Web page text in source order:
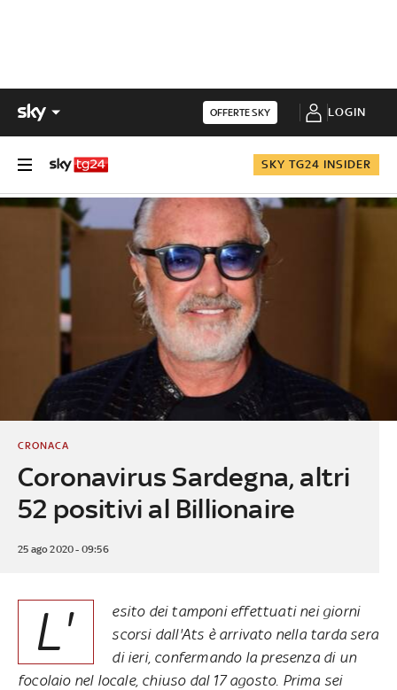
OFFERTE SKY LOGIN
SKY TG24 INSIDER
Coronavirus Sardegna, altri
52 positivi al Billionaire
CRONACA
25 ago 2020 - 09:56
L'
esito dei tamponi effettuati nei giorni
scorsi dall'Ats è arrivato nella tarda sera
di ieri, confermando la presenza di un
focolaio nel locale, chiuso dal 17 agosto. Prima sei